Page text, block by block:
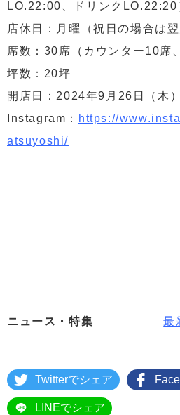
LO.22:00、ドリンクLO.22:20
店休日：月曜（祝日の場合は翌
席数：30席（カウンター10席
坪数：20坪
開店日：2024年9月26日（木）
Instagram：
https://
atsuyoshi/
ニュース・特集 最
Twitterでシェア
LINEでシェア